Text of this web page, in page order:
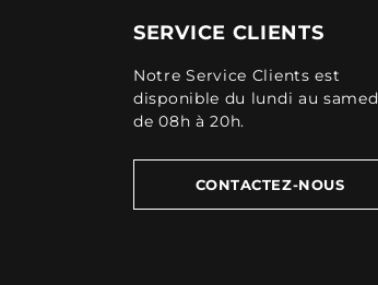
SERVICE CLIENTS
Notre Service Clients est
disponible du lundi au
de 08h à 20h.
CONTACTEZ-NOUS